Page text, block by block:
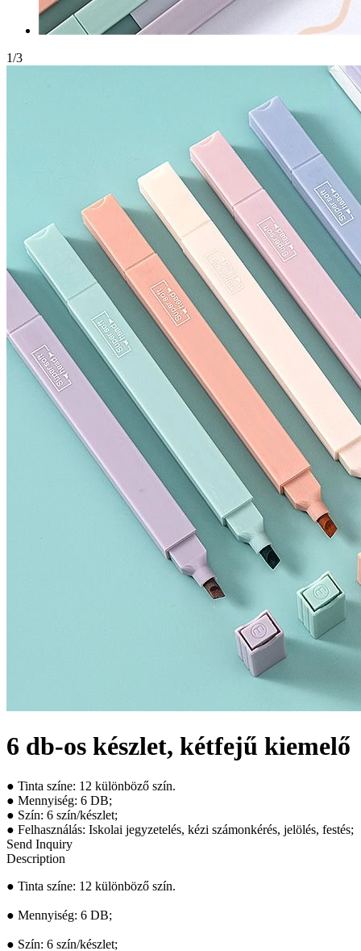
1/3
6 db-os készlet, kétfejű kiemelő
● Tinta színe: 12 különböző szín.
● Mennyiség: 6 DB;
● Szín: 6 szín/készlet;
● Felhasználás: Iskolai jegyzetelés, kézi számonkérés, jelölés, festés;
Send Inquiry
Description
● Tinta színe: 12 különböző szín.
● Mennyiség: 6 DB;
● Szín: 6 szín/készlet;